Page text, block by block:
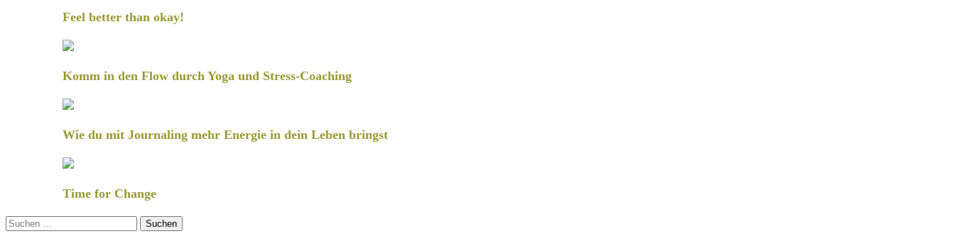
Feel better than okay!
Komm in den Flow durch Yoga und Stress-Coaching
Wie du mit Journaling mehr Energie in dein Leben bringst
Time for Change
Suchen
nach: